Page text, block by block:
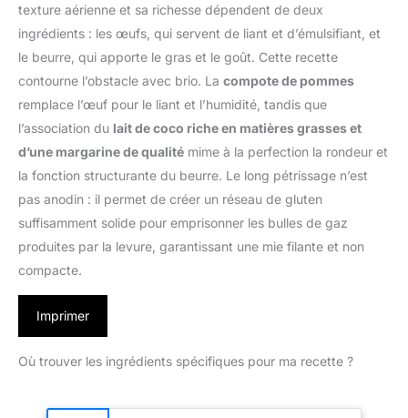
texture aérienne et sa richesse dépendent de deux
ingrédients : les œufs, qui servent de liant et d’émulsifiant, et
le beurre, qui apporte le gras et le goût. Cette recette
contourne l’obstacle avec brio. La compote de pommes
remplace l’œuf pour le liant et l’humidité, tandis que
l’association du lait de coco riche en matières grasses et
d’une margarine de qualité mime à la perfection la rondeur et
la fonction structurante du beurre. Le long pétrissage n’est
pas anodin : il permet de créer un réseau de gluten
suffisamment solide pour emprisonner les bulles de gaz
produites par la levure, garantissant une mie filante et non
compacte.
Imprimer
Où trouver les ingrédients spécifiques pour ma recette ?